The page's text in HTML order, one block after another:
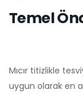
Temel
Mıcır titizlikle
uygun olarak en